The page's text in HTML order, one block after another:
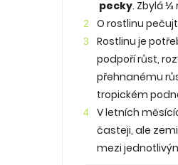
pecky. Zbylá⅓
O rostlinu
Rostlinu je
podpoří růst,
přehnanému
tropickém
V letních
časteji, ale
mezi